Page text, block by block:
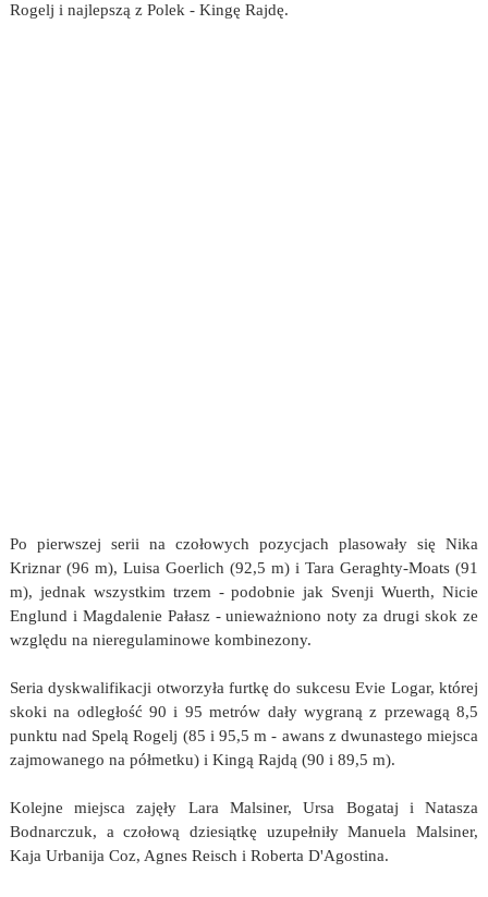
Rogelj i najlepszą z Polek - Kingę Rajdę.
Po pierwszej serii na czołowych pozycjach plasowały się Nika
Kriznar (96 m), Luisa Goerlich (92,5 m) i Tara Geraghty-Moats (91
m), jednak wszystkim trzem - podobnie jak Svenji Wuerth, Nicie
Englund i Magdalenie Pałasz - unieważniono noty za drugi skok ze
względu na nieregulaminowe kombinezony.
Seria dyskwalifikacji otworzyła furtkę do sukcesu Evie Logar, której
skoki na odległość 90 i 95 metrów dały wygraną z przewagą 8,5
punktu nad Spelą Rogelj (85 i 95,5 m - awans z dwunastego miejsca
zajmowanego na półmetku) i Kingą Rajdą (90 i 89,5 m).
Kolejne miejsca zajęły Lara Malsiner, Ursa Bogataj i Natasza
Bodnarczuk, a czołową dziesiątkę uzupełniły Manuela Malsiner,
Kaja Urbanija Coz, Agnes Reisch i Roberta D'Agostina.